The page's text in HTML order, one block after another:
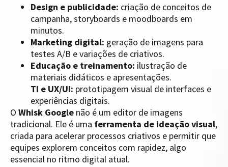
Design e publicidade: criação de conceitos de
campanha, storyboards e moodboards em
minutos.
Marketing digital: geração de imagens para
testes A/B e variações de criativos.
Educação e treinamento: ilustração de
materiais didáticos e apresentações.
TI e UX/UI: prototipagem visual de interfaces e
experiências digitais.
O Whisk Google não é um editor de imagens
tradicional. Ele é uma ferramenta de ideação visual,
criada para acelerar processos criativos e permitir que
equipes explorem conceitos com rapidez, algo
essencial no ritmo digital atual.